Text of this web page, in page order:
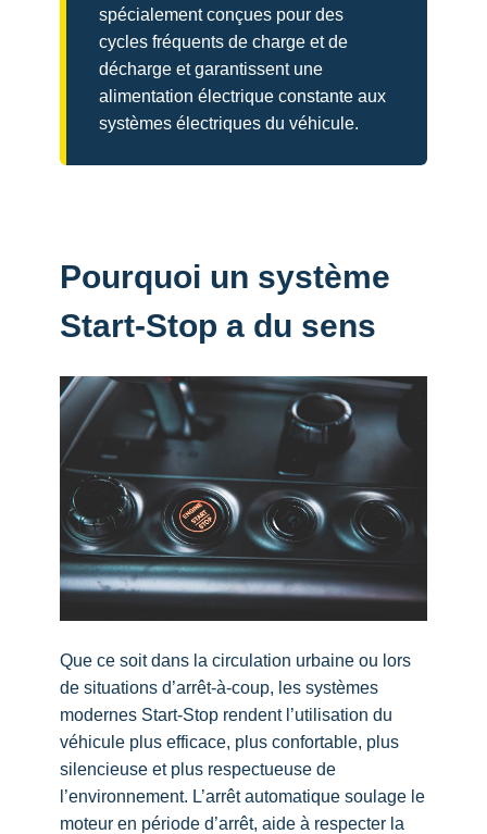
spécialement conçues pour des
cycles fréquents de charge et de
décharge et garantissent une
alimentation électrique constante aux
systèmes électriques du véhicule.
Pourquoi un système
Start-Stop a du sens
Que ce soit dans la circulation urbaine ou lors
de situations d’arrêt-à-coup, les systèmes
modernes Start-Stop rendent l’utilisation du
véhicule plus efficace, plus confortable, plus
silencieuse et plus respectueuse de
l’environnement. L’arrêt automatique soulage le
moteur en période d’arrêt, aide à respecter la